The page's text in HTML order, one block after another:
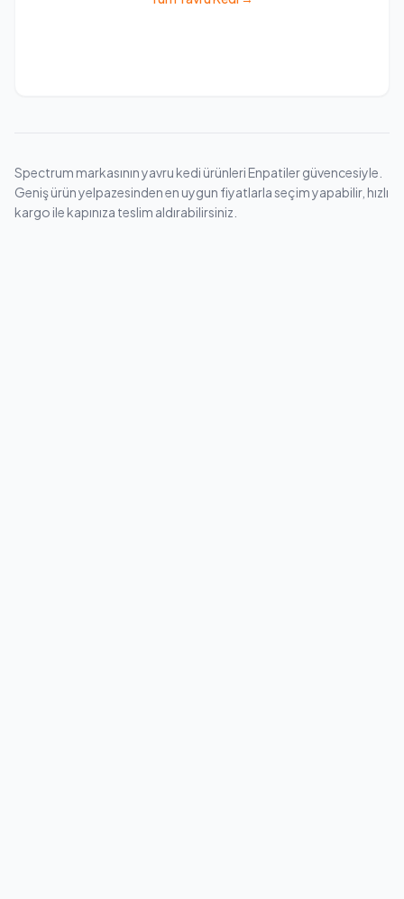
Spectrum markasının yavru kedi ürünleri Enpatiler güvencesiyle.
Geniş ürün yelpazesinden en uygun fiyatlarla seçim yapabilir, hızlı
kargo ile kapınıza teslim aldırabilirsiniz.